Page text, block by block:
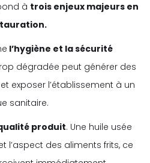
à trois enjeux majeurs en
l’hygiène et la sécurité
dégradée peut générer des
exposer l’établissement à un
sanitaire.
produit. Une huile usée
l’aspect des aliments frits, ce